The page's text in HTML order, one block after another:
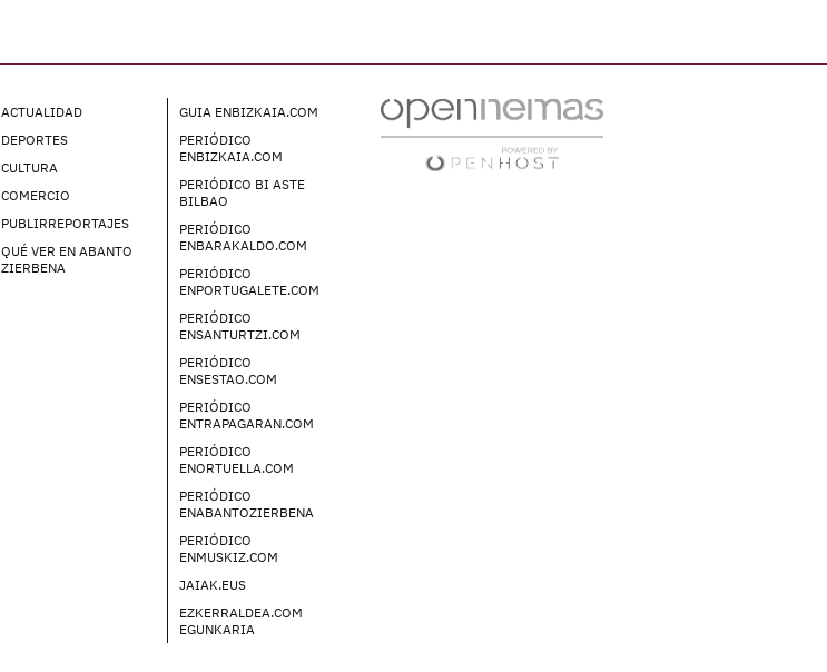
ACTUALIDAD
DEPORTES
CULTURA
COMERCIO
PUBLIRREPORTAJES
QUÉ VER EN ABANTO
ZIERBENA
GUIA ENBIZKAIA.COM
PERIÓDICO
ENBIZKAIA.COM
PERIÓDICO BI ASTE
BILBAO
PERIÓDICO
ENBARAKALDO.COM
PERIÓDICO
ENPORTUGALETE.COM
PERIÓDICO
ENSANTURTZI.COM
PERIÓDICO
ENSESTAO.COM
PERIÓDICO
ENTRAPAGARAN.COM
PERIÓDICO
ENORTUELLA.COM
PERIÓDICO
ENABANTOZIERBENA
PERIÓDICO
ENMUSKIZ.COM
JAIAK.EUS
EZKERRALDEA.COM
EGUNKARIA